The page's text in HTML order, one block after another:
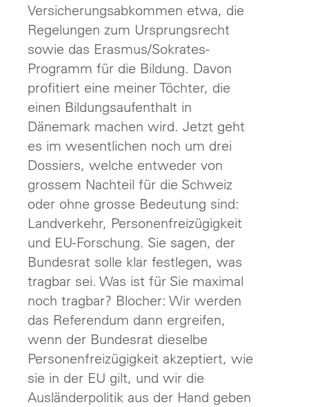
Versicherungsabkommen etwa, die
Regelungen zum Ursprungsrecht
sowie das Erasmus/Sokrates-
Programm für die Bildung. Davon
profitiert eine meiner Töchter, die
einen Bildungsaufenthalt in
Dänemark machen wird. Jetzt geht
es im wesentlichen noch um drei
Dossiers, welche entweder von
grossem Nachteil für die Schweiz
oder ohne grosse Bedeutung sind:
Landverkehr, Personenfreizügigkeit
und EU-Forschung. Sie sagen, der
Bundesrat solle klar festlegen, was
tragbar sei. Was ist für Sie maximal
noch tragbar? Blocher: Wir werden
das Referendum dann ergreifen,
wenn der Bundesrat dieselbe
Personenfreizügigkeit akzeptiert, wie
sie in der EU gilt, und wir die
Ausländerpolitik aus der Hand geben